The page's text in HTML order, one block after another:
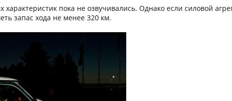
пока не озвучивались. Однако если силовой
запас хода не менее 320 км.